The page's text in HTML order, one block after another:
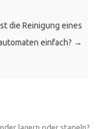
die Reinigung eines
einfach? →
lagern oder stapeln?